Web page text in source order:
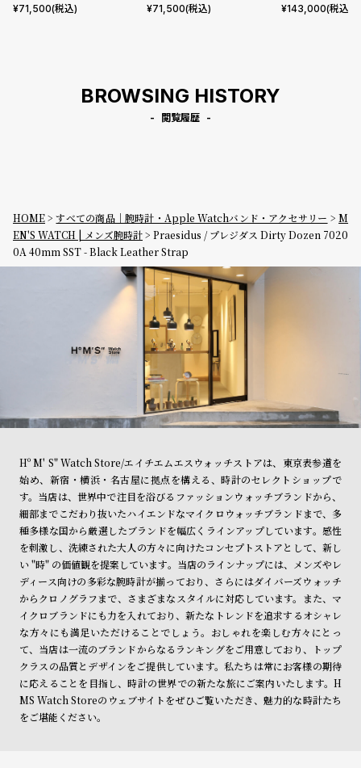
Gun - Brown Nato Strap
¥71,500(税込)
T- Bonklip
¥71,500(税込)
n Leather
¥143,000(税込)
BROWSING HISTORY
閲覧履歴
HOME すべての商品｜腕時計・Apple Watchバンド・アクセサリー
M
EN'S WATCH | メンズ腕時計
Praesidus / プレジダス Dirty Dozen 7020
0A 40mm SST - Black Leather Strap
Hº M' S" Watch Store/エイチエムエスウォッチストアは、東京表参道を
始め、新宿・横浜・名古屋に拠点を構える、時計のセレクトショップで
す。当店は、世界中で注目を浴びるファッションウォッチブランドから、
細部までこだわり抜いたハイエンドなマイクロウォッチブランドまで、多
種多様な国から厳選したブランドを幅広くラインアップしています。感性
を刺激し、洗練された大人の方々に向けたコンセプトストアとして、新し
い "時" の価値観を提案しています。当店のラインナップには、メンズやレ
ディース向けの多彩な腕時計が揃っており、さらにはダイバーズウォッチ
からクロノグラフまで、さまざまなスタイルに対応しています。また、マ
イクロブランドにも力を入れており、新たなトレンドを追求するオシャレ
な方々にも満足いただけることでしょう。おしゃれを楽しむ方々にとっ
て、当店は一流のブランドからなるランキングをご用意しており、トップ
クラスの品質とデザインをご提供しています。私たちは常にお客様の期待
に応えることを目指し、時計の世界での新たな旅にご案内いたします。H
MS Watch Storeのウェブサイトをぜひご覧いただき、魅力的な時計たち
をご堪能ください。